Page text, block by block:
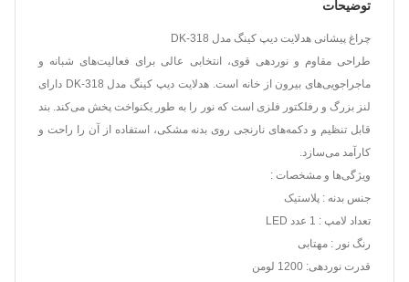
توضیحات
چراغ پیشانی هدلایت دیپ کینگ مدل DK-318
طراحی مقاوم و نوردهی قوی، انتخابی عالی برای فعالیت‌های شبانه و
ماجراجویی‌های بیرون از خانه است. هدلایت دیپ کینگ مدل DK-318 دارای
لنز بزرگ و رفلکتور فلزی است که نور را به طور یکنواخت پخش می‌کند. بند
قابل تنظیم و دکمه‌های نارنجی روی بدنه مشکی، استفاده از آن را راحت و
کارآمد می‌سازد.
ویژگی‌ها و مشخصات :
جنس بدنه : پلاستیک
تعداد لامپ : 1 عدد LED
رنگ نور : مهتابی
قدرت نوردهی: 1200 لومن